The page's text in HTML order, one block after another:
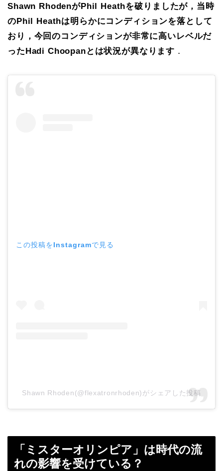
Shawn RhodenがPhil Heathを破りましたが，当時
のPhil Heathは明らかにコンディションを落として
おり，今回のコンディションが非常に高いレベルだ
ったHadi Choopanとは状況が異なります ．
この投稿をInstagramで見る
Shawn Rhoden(@flexatronrhoden)がシェアした投稿
「ミスターオリンピア」は時代の流
れの影響を受けている？